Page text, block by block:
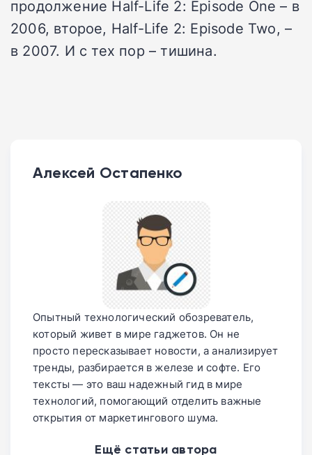
продолжение Half-Life 2: Episode One – в
2006, второе, Half-Life 2: Episode Two, –
в 2007. И с тех пор – тишина.
Алексей Остапенко
Опытный технологический обозреватель,
который живет в мире гаджетов. Он не
просто пересказывает новости, а анализирует
тренды, разбирается в железе и софте. Его
тексты — это ваш надежный гид в мире
технологий, помогающий отделить важные
открытия от маркетингового шума.
Ещё статьи автора